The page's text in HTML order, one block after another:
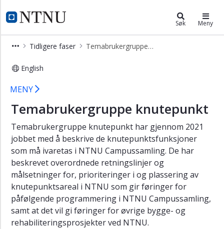
NTNU Hjemmeside
Campussamling Søk Meny
Tidligere faser Temabrukergruppe knutepunkt
English
Knutepunkt - Temabrukergrupper
×
Nyheter
og
Organisering
Prosjekter
Slik
vi
Involvering
Håndbok
for
arbeidsplassutforming
Håndbok
for
flytting
MENY
Temabrukergruppe knutepunkt
Temabrukergruppe knutepunkt har gjennom 2021
jobbet med å beskrive de knutepunktsfunksjoner
som må ivaretas i NTNU Campussamling. De har
beskrevet overordnede retningslinjer og
målsetninger for, prioriteringer i og plassering av
knutepunktsareal i NTNU som gir føringer for
påfølgende programmering i NTNU Campussamling,
samt at det vil gi føringer for øvrige bygge- og
rehabiliteringsprosjekter ved NTNU.